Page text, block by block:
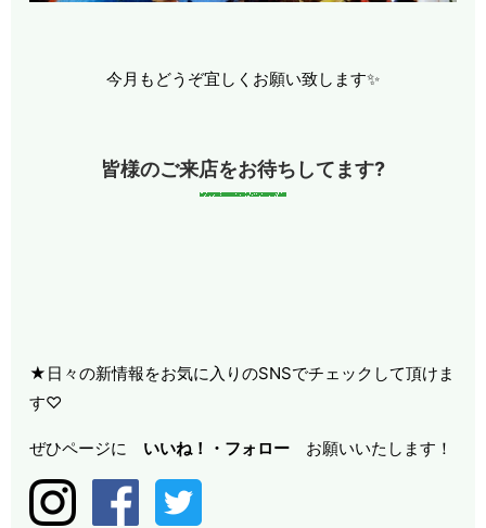
今月もどうぞ宜しくお願い致します✨
皆様のご来店をお待ちしてます?
★日々の新情報をお気に入りのSNSでチェックして頂けま
す♡
ぜひページに いいね！・ フォロー お願いいたします！